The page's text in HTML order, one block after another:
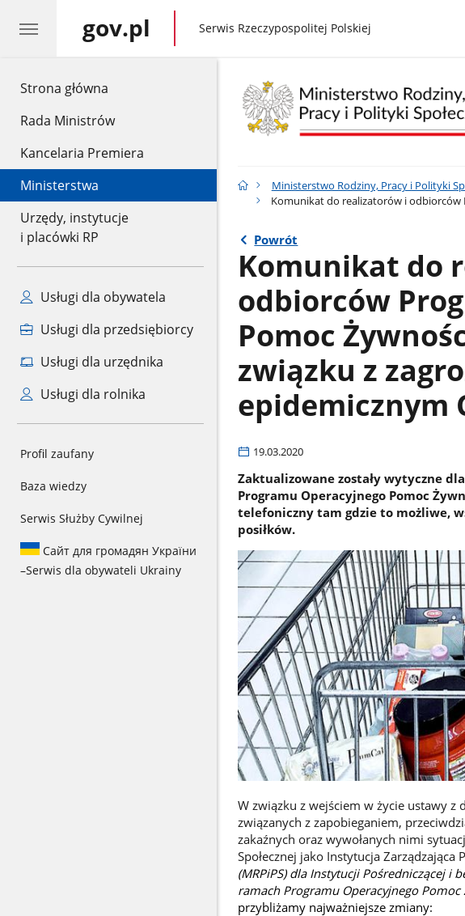
Strona główna
Rada Ministrów
Kancelaria Premiera
Ministerstwa
Urzędy, instytucje
i placówki RP
Usługi dla obywatela
Usługi dla przedsiębiorcy
Usługi dla urzędnika
Usługi dla rolnika
Profil zaufany
Baza wiedzy
Serwis Służby Cywilnej
Сайт для громадян України
–Serwis dla obywateli Ukrainy
gov.pl gov.pl
Serwis Rzeczypospolitej Polskiej
Ministerstwo Rodziny, Pracy i Polityki
Komunikat do realizatorów i odbiorców
Powrót
Komunikat do
odbiorców
Pomoc
związku z
epidemicznym
19.03.2020
Zaktualizowane zostały wytyczne
Programu Operacyjnego Pomoc
telefoniczny tam gdzie to możliwe,
posiłków.
W związku z wejściem w życie ustawy z
związanych z zapobieganiem,
zakaźnych oraz wywołanych nimi
Społecznej jako Instytucja Zarządzająca
(MRPiPS) dla Instytucji Pośredniczącej i
ramach Programu Operacyjnego
przybliżamy najważniejsze zmiany: